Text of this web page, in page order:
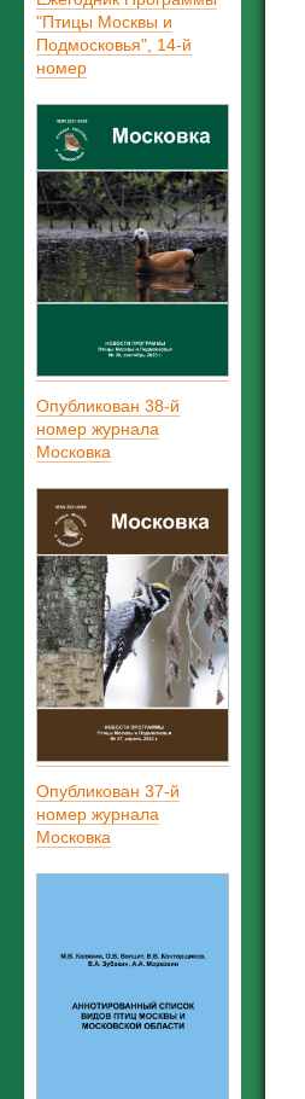
"Птицы Москвы и
Подмосковья", 14-й
номер
Опубликован 38-й
номер журнала
Московка
Опубликован 37-й
номер журнала
Московка